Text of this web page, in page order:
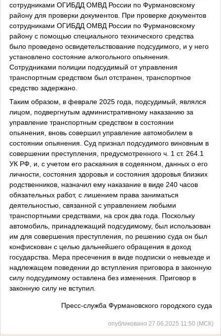
сотрудниками ОГИБДД ОМВД России по Фурмановскому
району для проверки документов. При проверке документов
сотрудниками ОГИБДД ОМВД России по Фурмановскому
району с помощью специального технического средства
было проведено освидетельствование подсудимого, и у него
установлено состояние алкогольного опьянения.
Сотрудниками полиции подсудимый от управления
транспортным средством был отстранен, транспортное
средство задержано.
Таким образом, в феврале 2025 года, подсудимый, являлся
лицом, подвергнутым административному наказанию за
управление транспортным средством в состоянии
опьянения, вновь совершил управление автомобилем в
состоянии опьянения. Суд признал подсудимого виновным в
совершении преступления, предусмотренного ч. 1 ст. 264.1
УК РФ, и, с учетом его раскаяния в содеянном, данных о его
личности, состояния здоровья и состояния здоровья близких
родственников, назначил ему наказание в виде 240 часов
обязательных работ, с лишением права заниматься
деятельностью, связанной с управлением любыми
транспортными средствами, на срок два года. Поскольку
автомобиль, принадлежащий подсудимому, был использован
им для совершения преступления, по решению суда он был
конфискован с целью дальнейшего обращения в доход
государства. Мера пресечения в виде подписки о невыезде и
надлежащем поведении до вступления приговора в законную
силу подсудимому оставлена без изменения. Приговор в
законную силу не вступил.
Пресс-служба Фурмановского городского суда
опубликовано 27.06.2025 11:50 (МСК)